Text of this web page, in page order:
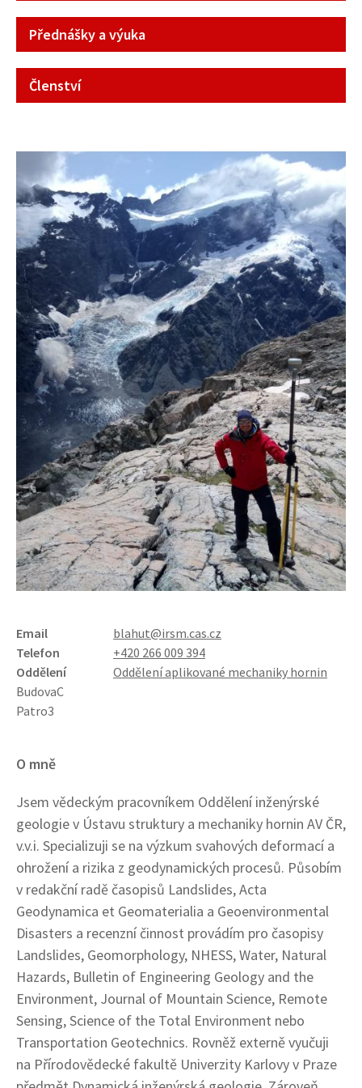
Přednášky a výuka
Členství
Email
blahut@irsm.cas.cz
Telefon
+420 266 009 394
Oddělení
Oddělení aplikované mechaniky hornin
BudovaC
Patro3
O mně
Jsem vědeckým pracovníkem Oddělení inženýrské
geologie v Ústavu struktury a mechaniky hornin AV ČR,
v.v.i. Specializuji se na výzkum svahových deformací a
ohrožení a rizika z geodynamických procesů. Působím
v redakční radě časopisů Landslides, Acta
Geodynamica et Geomaterialia a Geoenvironmental
Disasters a recenzní činnost provádím pro časopisy
Landslides, Geomorphology, NHESS, Water, Natural
Hazards, Bulletin of Engineering Geology and the
Environment, Journal of Mountain Science, Remote
Sensing, Science of the Total Environment nebo
Transportation Geotechnics. Rovněž externě vyučuji
na Přírodovědecké fakultě Univerzity Karlovy v Praze